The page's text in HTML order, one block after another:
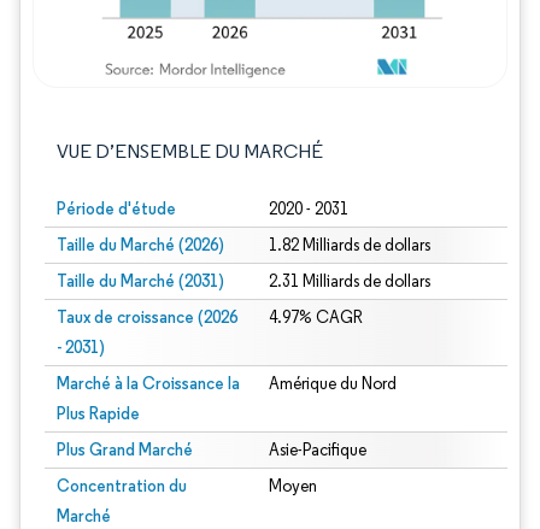
VUE D’ENSEMBLE DU MARCHÉ
Période d'étude 2020 - 2031
Taille du Marché (2026) 1.82 Milliards de dollars
Taille du Marché (2031) 2.31 Milliards de dollars
Taux de croissance (2026
- 2031)
4.97% CAGR
Marché à la Croissance la
Plus Rapide
Amérique du Nord
Plus Grand Marché Asie-Pacifique
Concentration du
Marché
Moyen